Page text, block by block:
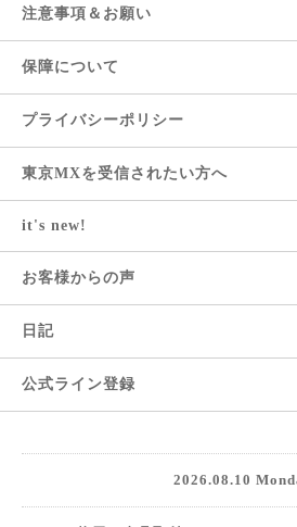
注意事項＆お願い
保障について
プライバシーポリシー
東京MXを受信されたい方へ
it's new!
お客様からの声
日記
公式ライン登録
2026.08.10